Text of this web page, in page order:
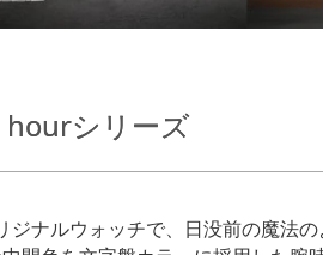
hourシリーズ
ナルウォッチで、日没前の魔法